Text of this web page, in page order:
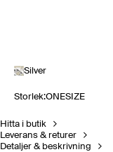
Silver
Storlek:ONESIZE
Hitta i butik
Leverans & returer
Detaljer & beskrivning